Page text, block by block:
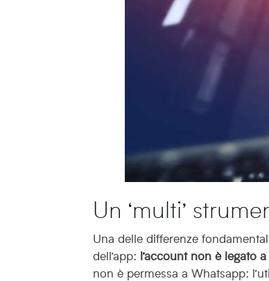
Un ‘multi’
Una delle differenze
dell’app: l’account non è legato
non è permessa a Whatsapp: